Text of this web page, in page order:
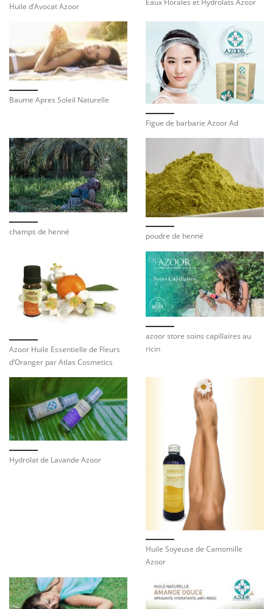
Huile d’Avocat Azoor
Baume Apres Soleil Naturelle
Figue de barbarie Azoor Ad
champs de henné poudre de henné
Azoor Huile Essentielle de Fleurs
d’Oranger par Atlas Cosmetics
azoor store soins capillaires au
ricin
Hydrolat de Lavande Azoor
Huile Soyeuse de Camomille
Azoor